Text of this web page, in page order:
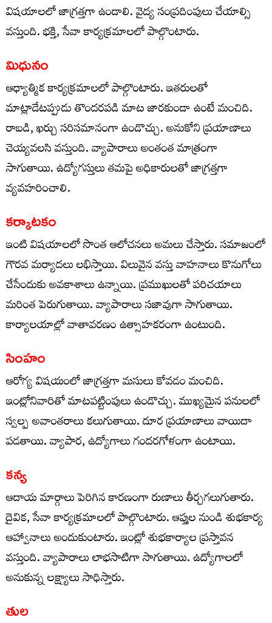
విషయాలలో జాగ్రత్తగా ఉండాలి. వైద్య సంప్రదింపులు చేయాల్సి
వస్తుంది. భక్తి, సేవా కార్యక్రమాలలో పాల్గొంటారు.
మిధునం
ఆధ్యాత్మిక కార్యక్రమాలలో పాల్గొంటారు. ఇతరులతో
మాట్లాడేటప్పుడు తొందరపడి మాట జారకుండా ఉంటే మంచిది.
రాబడి, ఖర్చు సరిసమానంగా ఉండొచ్చు. అనుకోని ప్రయాణాలు
చెయ్యవలసి వస్తుంది. వ్యాపారాలు అంతంత మాత్రంగా
సాగుతాయి. ఉద్యోగస్తులు తమపై అధికారులతో జాగ్రత్తగా
వ్యవహరించాలి.
కర్కాటకం
ఇంటి విషయాలలో సొంత ఆలోచనలు అమలు చేస్తారు. సమాజంలో
గౌరవ మర్యాదలు లభిస్తాయి. విలువైన వస్తు వాహనాలు కొనుగోలు
చేసేందుకు అవకాశాలు ఉన్నాయి. ప్రముఖులతో పరిచయాలు
మరింత పెరుగుతాయి. వ్యాపారాలు సజావుగా సాగుతాయి.
కార్యాలయాల్లో వాతావరణం ఉత్సాహకరంగా ఉంటుంది.
సింహం
ఆరోగ్య విషయంలో జాగ్రత్తగా మసులు కోవడం మంచిది.
ఇంట్లోనివారితో మాటపట్టింపులు ఉండొచ్చు. ముఖ్యమైన పనులలో
స్వల్ప అవాంతరాలు కలుగుతాయి. దూర ప్రయాణాలు వాయిదా
పడతాయి. వ్యాపార, ఉద్యోగాలు గందరగోళంగా ఉంటాయి.
కన్య
ఆదాయ మార్గాలు పెరిగిన కారణంగా రుణాలు తీర్చగలుగుతారు.
దైవిక, సేవా కార్యక్రమాలలో పాల్గొంటారు. ఆప్తుల నుండి శుభకార్య
ఆహ్వానాలు అందుకుంటారు. ఇంట్లో శుభకార్యాల ప్రస్తావన
వస్తుంది. వ్యాపారాలు లాభసాటిగా సాగుతాయి. ఉద్యోగాలలో
అనుకున్న లక్ష్యాలు సాధిస్తారు.
తుల